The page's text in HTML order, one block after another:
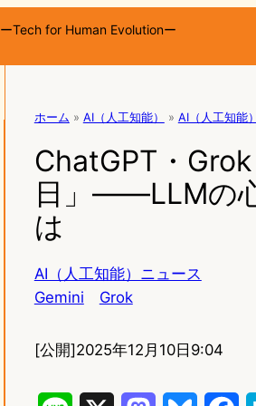
ーTech for Human Evolutionー
ホーム » AI（人工知能） » AI（人工知能
ChatGPT・
日」――LLMの
は
AI（人工知能）ニュース
Gemini
Grok
[公開]2025年12月10日9:04